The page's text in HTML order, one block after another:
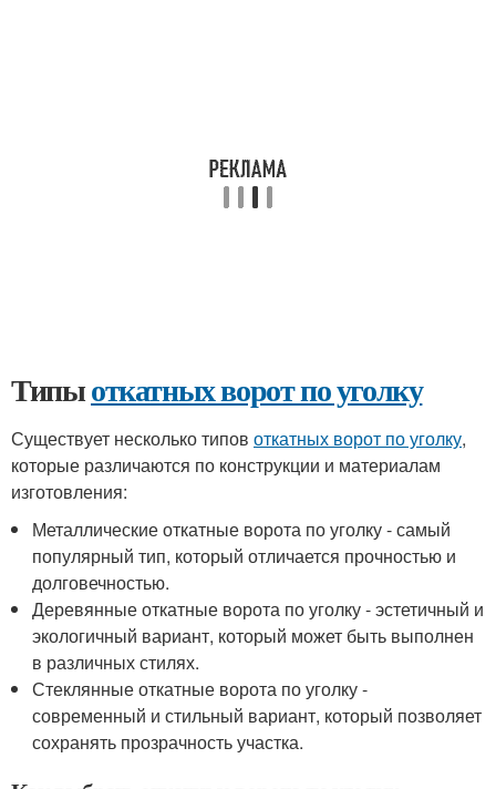
Типыоткатных ворот по уголку
Существует несколько типов откатных ворот по уголку,
которые различаются по конструкции и материалам
изготовления:
Металлические откатные ворота по уголку - самый
популярный тип, который отличается прочностью и
долговечностью.
Деревянные откатные ворота по уголку - эстетичный и
экологичный вариант, который может быть выполнен
в различных стилях.
Стеклянные откатные ворота по уголку -
современный и стильный вариант, который позволяет
сохранять прозрачность участка.